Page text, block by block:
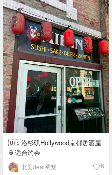
🇺🇸洛杉矶Hollywood京都居酒屋
🏮适合约会
北美deal蜀黎 6